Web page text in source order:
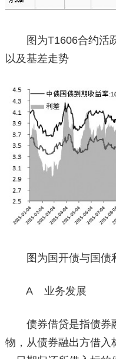
图为T1606合约活跃
以及基差走势
图为国开债与国债
A 业务发展
债券借贷是指债券
物，从债券融出方借入